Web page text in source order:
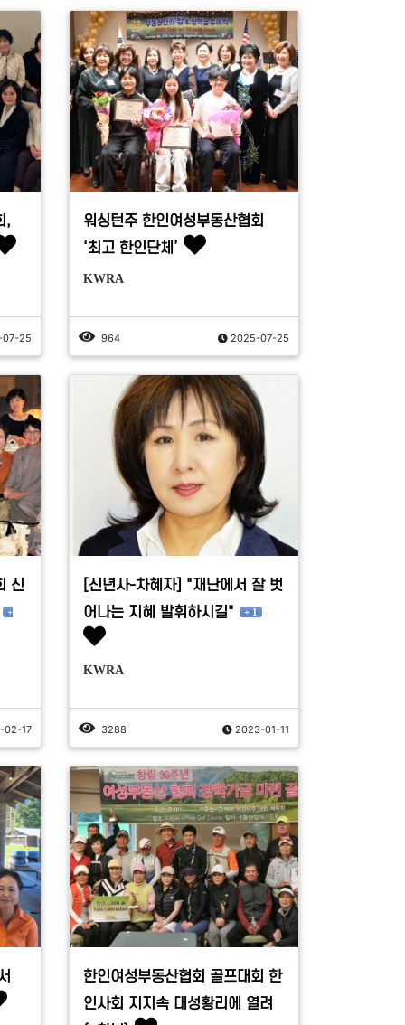
,
25
워싱턴주 한인여성부동산협회
‘최고 한인단체’
KWRA
964 2025-07-25
신
+
17
[신년사-차혜자] "재난에서 잘 벗
어나는 지혜 발휘하시길"
+ 1
KWRA
3288 2023-01-11
한인여성부동산협회 골프대회 한
인사회 지지속 대성황리에 열려